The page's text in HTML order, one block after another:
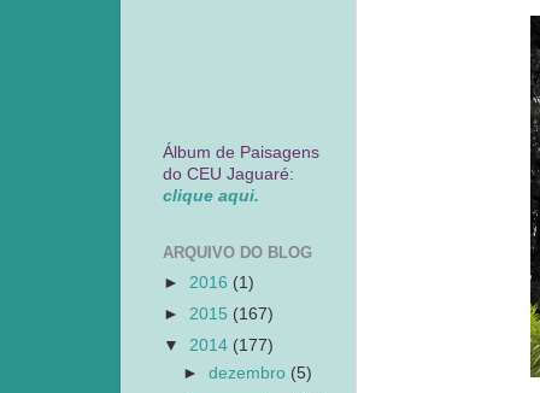
Álbum de Paisagens
do CEU Jaguaré:
clique aqui.
ARQUIVO DO BLOG
► 2016 (1)
► 2015 (167)
▼ 2014 (177)
►dezembro (5)